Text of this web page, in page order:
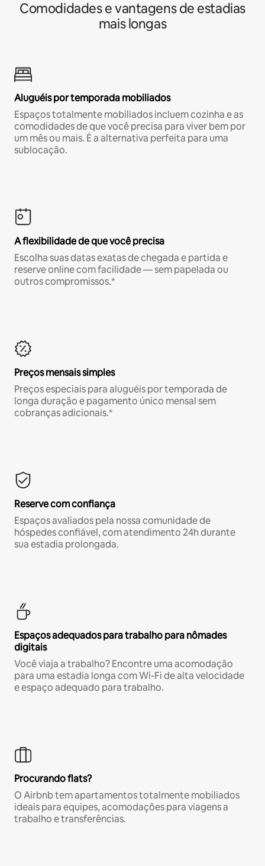
Comodidades e vantagens de estadias
mais longas
Aluguéis por temporada mobiliados
Espaços totalmente mobiliados incluem cozinha e as
comodidades de que você precisa para viver bem por
um mês ou mais. É a alternativa perfeita para uma
sublocação.
A flexibilidade de que você precisa
Escolha suas datas exatas de chegada e partida e
reserve online com facilidade — sem papelada ou
outros compromissos.*
Preços mensais simples
Preços especiais para aluguéis por temporada de
longa duração e pagamento único mensal sem
cobranças adicionais.*
Reserve com confiança
Espaços avaliados pela nossa comunidade de
hóspedes confiável, com atendimento 24h durante
sua estadia prolongada.
Espaços adequados para trabalho para nômades
digitais
Você viaja a trabalho? Encontre uma acomodação
para uma estadia longa com Wi-Fi de alta velocidade
e espaço adequado para trabalho.
Procurando flats?
O Airbnb tem apartamentos totalmente mobiliados
ideais para equipes, acomodações para viagens a
trabalho e transferências.